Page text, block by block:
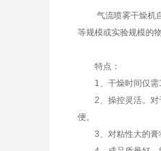
气流喷雾干燥机自
等规模或实验规模的
特点：
1、干燥时间仅需
2、操控灵活。对于
便。
3、对粘性大的膏